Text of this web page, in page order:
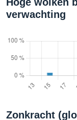
verwachting
Zonkracht